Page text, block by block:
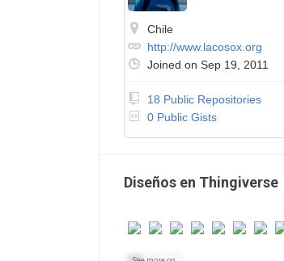
Chile
http://www.lacosox.org
Joined on Sep 19, 2011
18 Public Repositories
0 Public Gists
Diseños en Thingiverse